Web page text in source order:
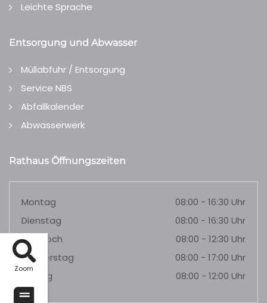
Zoom
Leichte Sprache
Entsorgung und Abwasser
Müllabfuhr / Entsorgung
Service NBS
Abfallkalender
Abwasserwerk
Rathaus Öffnungszeiten
Montag
08:00 - 16:30 Uhr
Dienstag
08:00 - 16:30 Uhr
Mittwoch
08:00 - 12:30 Uhr
Donnerstag
08:00 - 17:00 Uhr
Freitag
08:00 - 12:00 Uhr